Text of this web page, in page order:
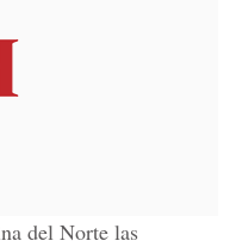
del Norte las